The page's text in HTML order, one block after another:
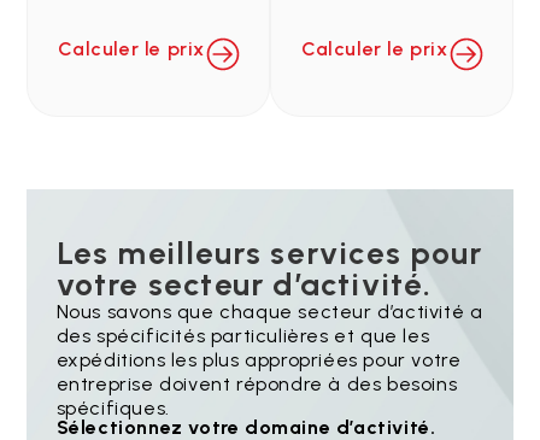
Calculer le prix Calculer le prix
Les meilleurs services pour
votre secteur d’activité.
Nous savons que chaque secteur d’activité a
des spécificités particulières et que les
expéditions les plus appropriées pour votre
entreprise doivent répondre à des besoins
spécifiques.
Sélectionnez votre domaine d’activité.